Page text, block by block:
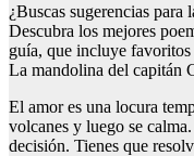
¿Buscas sugerencias
Descubra los mejores
guía, que incluye
La mandolina del capitán
El amor es una locura
volcanes y luego se
decisión. Tienes que